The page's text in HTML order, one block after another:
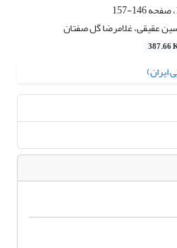
146-157
عقیقی، غلامرضا گل صفتان
387.66